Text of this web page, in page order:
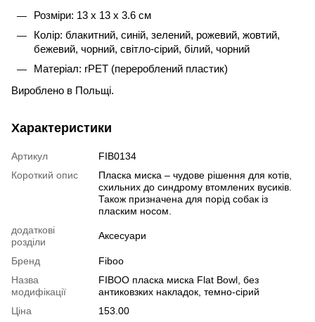
Розміри: 13 х 13 х 3.6 см
Колір: блакитний, синій, зелений, рожевий, жовтий,
бежевий, чорний, світло-сірий, білий, чорний
Матеріал: rPET (перероблений пластик)
Вироблено в Польщі.
Характеристики
Артикул
FIB0134
Короткий опис
Пласка миска – чудове рішення для котів,
схильних до синдрому втомлених вусиків.
Також призначена для порід собак із
пласким носом.
додаткові
розділи
Аксесуари
Бренд
Fiboo
Назва
модифікації
FIBOO пласка миска Flat Bowl, без
антиковзких накладок, темно-сірий
Ціна
153.00